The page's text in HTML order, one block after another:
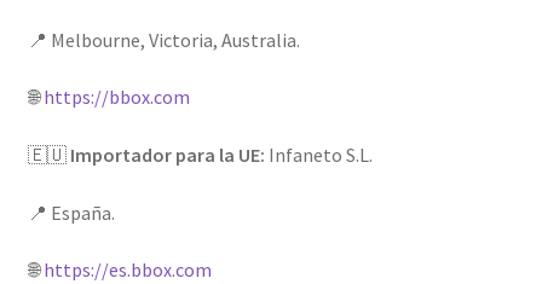
📍 Melbourne, Victoria, Australia.
🌐https://bbox.com
🇪🇺 Importador para la UE: Infaneto S.L.
📍 España.
🌐https://es.bbox.com